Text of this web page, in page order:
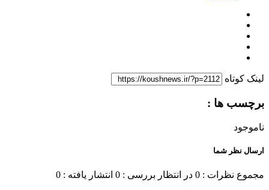
لینک کوتاه
برچسب ها :
ناموجود
ارسال نظر شما
مجموع نظرات : 0 در انتظار بررسی : 0 انتشار یافته : 0